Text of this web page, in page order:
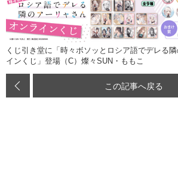
くじ引き堂に「時々ボソッとロシア語でデレる
インくじ」登場（C）燦々SUN・ももこ
この記事へ戻る